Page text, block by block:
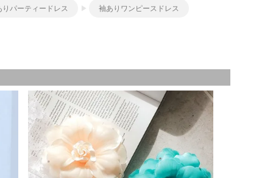
りパーティードレス 袖ありワンピースドレス